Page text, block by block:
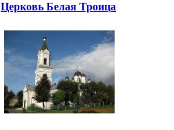
Церковь Белая Троица